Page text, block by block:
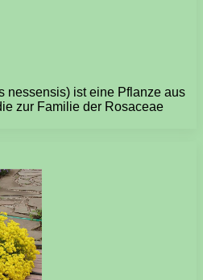
nessensis) ist eine Pflanze aus
zur Familie der Rosaceae